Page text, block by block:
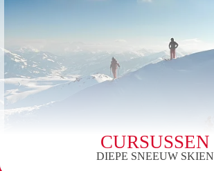
CURSUSSEN
DIEPE SNEEUW SKIEN